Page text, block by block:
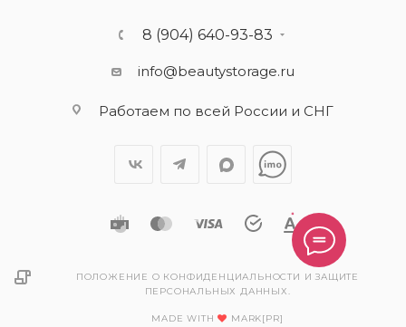
8 (904) 640-93-83
info@beautystorage.ru
Работаем по всей России и СНГ
ПОЛОЖЕНИЕ О КОНФИДЕНЦИАЛЬНОСТИ И ЗАЩИТЕ
ПЕРСОНАЛЬНЫХ ДАННЫХ.
MADE WITH MARK[PR]